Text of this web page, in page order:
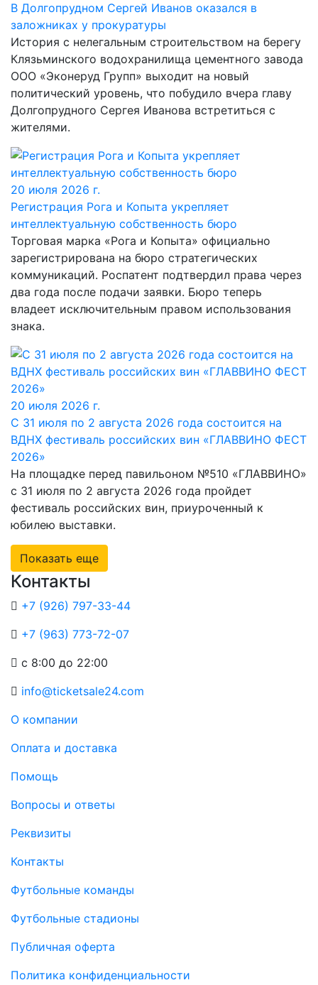
В Долгопрудном Сергей Иванов оказался в
заложниках у прокуратуры
История с нелегальным строительством на берегу
Клязьминского водохранилища цементного завода
ООО «Эконеруд Групп» выходит на новый
политический уровень, что побудило вчера главу
Долгопрудного Сергея Иванова встретиться с
жителями.
20 июля 2026 г.
Регистрация Рога и Копыта укрепляет
интеллектуальную собственность бюро
Торговая марка «Рога и Копыта» официально
зарегистрирована на бюро стратегических
коммуникаций. Роспатент подтвердил права через
два года после подачи заявки. Бюро теперь
владеет исключительным правом использования
знака.
20 июля 2026 г.
С 31 июля по 2 августа 2026 года состоится на
ВДНХ фестиваль российских вин «ГЛАВВИНО ФЕСТ
2026»
На площадке перед павильоном №510 «ГЛАВВИНО»
с 31 июля по 2 августа 2026 года пройдет
фестиваль российских вин, приуроченный к
юбилею выставки.
Показать еще
Контакты
+7 (926) 797-33-44
+7 (963) 773-72-07
с 8:00 до 22:00
info@ticketsale24.com
О компании
Оплата и доставка
Помощь
Вопросы и ответы
Реквизиты
Контакты
Футбольные команды
Футбольные стадионы
Публичная оферта
Политика конфиденциальности